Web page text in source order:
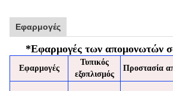
Εφαρμογές
*Εφαρμογές των απομονωτών
Εφαρμογές
Τυπικός
εξοπλισμός
Προστασία